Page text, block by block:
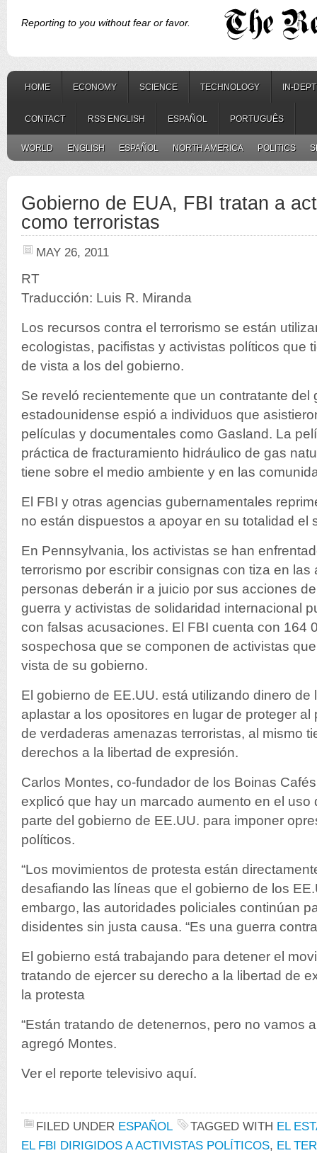
Reporting to you without fear or favor.
HOME ECONOMY SCIENCE TECHNOLOGY IN-
CONTACT RSS ENGLISH ESPAÑOL PORTUGUÊS
WORLD ENGLISH ESPAÑOL NORTH AMERICA POLITICS
Gobierno de EUA, FBI tratan a
como terroristas
MAY 26, 2011
RT
Traducción: Luis R. Miranda
Los recursos contra el terrorismo se están
ecologistas, pacifistas y activistas políticos que
de vista a los del gobierno.
Se reveló recientemente que un contratante del
estadounidense espió a individuos que
películas y documentales como Gasland. La
práctica de fracturamiento hidráulico de gas
tiene sobre el medio ambiente y en las
El FBI y otras agencias gubernamentales
no están dispuestos a apoyar en su totalidad el
En Pennsylvania, los activistas se han
terrorismo por escribir consignas con tiza en las
personas deberán ir a juicio por sus acciones
guerra y activistas de solidaridad internacional
con falsas acusaciones. El FBI cuenta con 164
sospechosa que se componen de activistas
vista de su gobierno.
El gobierno de EE.UU. está utilizando dinero
aplastar a los opositores en lugar de proteger
de verdaderas amenazas terroristas, al mismo
derechos a la libertad de expresión.
Carlos Montes, co-fundador de los Boinas
explicó que hay un marcado aumento en el uso
parte del gobierno de EE.UU. para imponer
políticos.
“Los movimientos de protesta están
desafiando las líneas que el gobierno de los
embargo, las autoridades policiales continúan
disidentes sin justa causa. “Es una guerra
El gobierno está trabajando para detener el
tratando de ejercer su derecho a la libertad de
la protesta
“Están tratando de detenernos, pero no vamos
agregó Montes.
Ver el reporte televisivo aquí.
FILED UNDER ESPAÑOL TAGGED WITH EL
EL FBI DIRIGIDOS A ACTIVISTAS POLÍTICOS, EL